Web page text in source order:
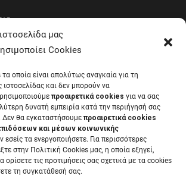
μας
Cookies
οποία είναι απολύτως αναγκαία για τη
ιστοσελίδας και δεν μπορούν να
προαιρετικά cookies για να σας
δυνατή εμπειρία κατά την περιήγησή σας
Δεν θα εγκαταστήσουμε προαιρετικά cookies
και μέσων κοινωνικής
εσείς τα ενεργοποιήσετε. Για περισσότερες
στην Πολιτική Cookies μας, η οποία εξηγεί,
τις προτιμήσεις σας σχετικά με τα cookies
τη συγκατάθεσή σας.
Υπηρεσίας
Υπηρεσιών
Διοίκησης
University